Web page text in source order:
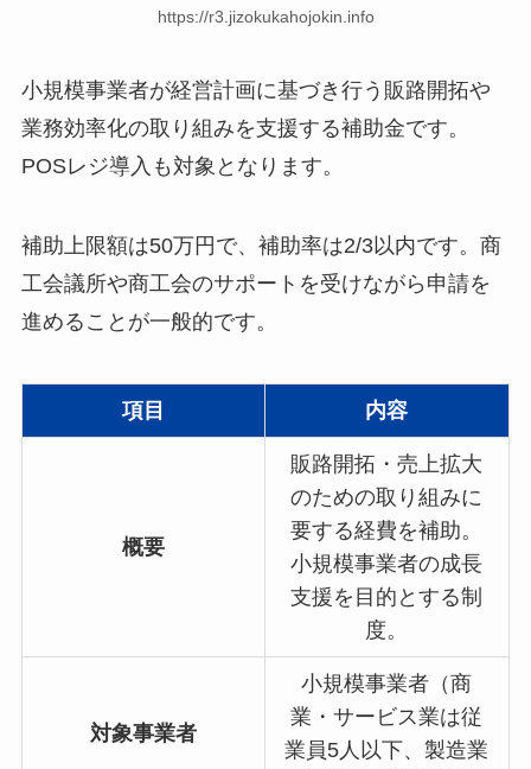
https://r3.jizokukahojokin.info
小規模事業者が経営計画に基づき行う販路開拓や
業務効率化の取り組みを支援する補助金です。​
POSレジ導入も対象となります。​
補助上限額は50万円で、補助率は2/3以内です。​商
工会議所や商工会のサポートを受けながら申請を
進めることが一般的です。
項目 内容
概要
販路開拓・売上拡大
のための取り組みに
要する経費を補助。
小規模事業者の成長
支援を目的とする制
度。
対象事業者
小規模事業者（商
業・サービス業は従
業員5人以下、製造業